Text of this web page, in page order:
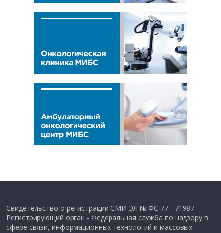
Свидетельство о регистрации СМИ ЭЛ № ФС 77 - 71987.
Регистрирующий орган - Федеральная служба по надзору в
сфере связи, информационных технологий и массовых